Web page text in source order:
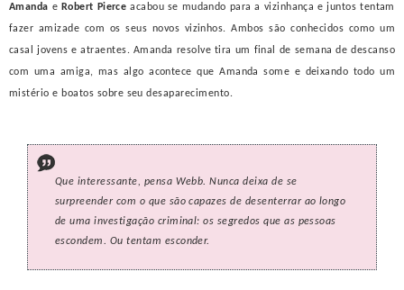
Amanda e Robert Pierce acabou se mudando para a vizinhança e juntos tentam
fazer amizade com os seus novos vizinhos. Ambos são conhecidos como um
casal jovens e atraentes. Amanda resolve tira um final de semana de descanso
com uma amiga, mas algo acontece que Amanda some e deixando todo um
mistério e boatos sobre seu desaparecimento.
Que interessante, pensa Webb. Nunca deixa de se
surpreender com o que são capazes de desenterrar ao longo
de uma investigação criminal: os segredos que as pessoas
escondem. Ou tentam esconder.